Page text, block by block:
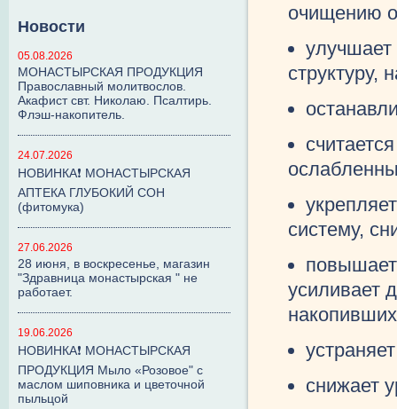
Новости
05.08.2026
МОНАСТЫРСКАЯ ПРОДУКЦИЯ
Православный молитвослов.
Акафист свт. Николаю. Псалтирь.
Флэш-накопитель.
24.07.2026
НОВИНКА❗ МОНАСТЫРСКАЯ
АПТЕКА ГЛУБОКИЙ СОН
(фитомука)
27.06.2026
28 июня, в воскресенье, магазин
"Здравница монастырская " не
работает.
19.06.2026
НОВИНКА❗ МОНАСТЫРСКАЯ
ПРОДУКЦИЯ Мыло «Розовое" с
маслом шиповника и цветочной
пыльцой
очищению
улучшает
структуру,
систему,
усиливает
снижает